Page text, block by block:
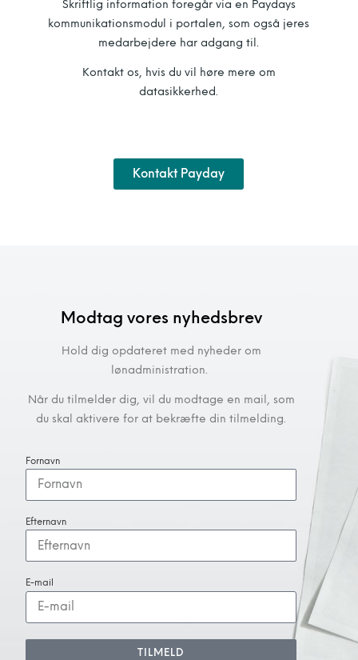
Skriftlig information foregår via en Paydays
kommunikationsmodul i portalen, som også jeres
medarbejdere har adgang til.
Kontakt os, hvis du vil høre mere om
datasikkerhed.
Kontakt Payday
Modtag vores nyhedsbrev
Hold dig opdateret med nyheder om
lønadministration.
Når du tilmelder dig, vil du modtage en mail, som
du skal aktivere for at bekræfte din tilmelding.
Fornavn
Efternavn
E-mail
TILMELD